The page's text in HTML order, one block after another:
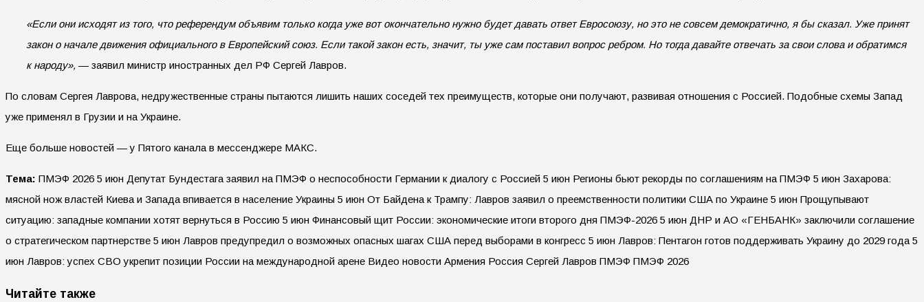
«Если они исходят из того, что референдум объявим только когда уже вот окончательно нужно будет давать ответ Евросоюзу, но это не совсем демократично, я бы сказал. Уже принят
закон о начале движения официального в Европейский союз. Если такой закон есть, значит, ты уже сам поставил вопрос ребром. Но тогда давайте отвечать за свои слова и обратимся
к народу», — заявил министр иностранных дел РФ Сергей Лавров.
По словам Сергея Лаврова, недружественные страны пытаются лишить наших соседей тех преимуществ, которые они получают, развивая отношения с Россией. Подобные схемы Запад
уже применял в Грузии и на Украине.
Еще больше новостей — у Пятого канала в мессенджере МАКС.
Тема: ПМЭФ 2026 5 июн Депутат Бундестага заявил на ПМЭФ о неспособности Германии к диалогу с Россией 5 июн Регионы бьют рекорды по соглашениям на ПМЭФ 5 июн Захарова:
мясной нож властей Киева и Запада впивается в население Украины 5 июн От Байдена к Трампу: Лавров заявил о преемственности политики США по Украине 5 июн Прощупывают
ситуацию: западные компании хотят вернуться в Россию 5 июн Финансовый щит России: экономические итоги второго дня ПМЭФ-2026 5 июн ДНР и АО «ГЕНБАНК» заключили соглашение
о стратегическом партнерстве 5 июн Лавров предупредил о возможных опасных шагах США перед выборами в конгресс 5 июн Лавров: Пентагон готов поддерживать Украину до 2029 года 5
июн Лавров: успех СВО укрепит позиции России на международной арене Видео новости Армения Россия Сергей Лавров ПМЭФ ПМЭФ 2026
Читайте также